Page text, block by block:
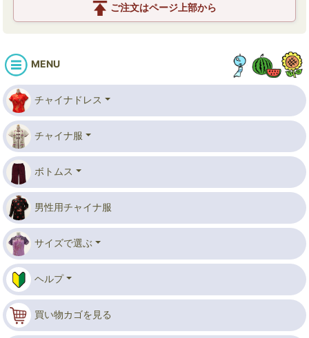
ご注文はページ上部から
MENU
チャイナドレス
チャイナ服
ボトムス
男性用チャイナ服
サイズで選ぶ
ヘルプ
買い物カゴを見る